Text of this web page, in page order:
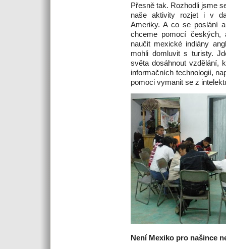
Přesně tak. Rozhodli jsme
naše aktivity rozjet i v
Ameriky. A co se poslání
chceme pomocí českých,
naučit mexické indiány
mohli domluvit s turisty.
světa dosáhnout vzdělání,
informačních technologií,
pomoci vymanit se z
Není Mexiko pro našince